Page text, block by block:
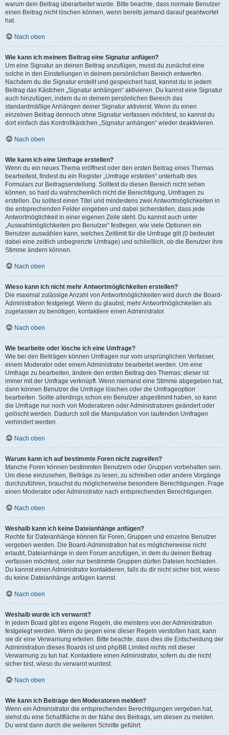
warum dein Beitrag überarbeitet wurde. Bitte beachte, dass normale Benutzer
einen Beitrag nicht löschen können, wenn bereits jemand darauf geantwortet
hat.
Nach oben
Wie kann ich meinem Beitrag eine Signatur anfügen?
Um eine Signatur an deinen Beitrag anzufügen, musst du zunächst eine
solche in den Einstellungen in deinem persönlichen Bereich entwerfen.
Nachdem du die Signatur erstellt und gespeichert hast, kannst du in jedem
Beitrag das Kästchen „Signatur anhängen“ aktivieren. Du kannst eine Signatur
auch hinzufügen, indem du in deinem persönlichen Bereich das
standardmäßige Anhängen deiner Signatur aktivierst. Wenn du einen
einzelnen Beitrag dennoch ohne Signatur verfassen möchtest, so kannst du
dort einfach das Kontrollkästchen „Signatur anhängen“ wieder deaktivieren.
Nach oben
Wie kann ich eine Umfrage erstellen?
Wenn du ein neues Thema eröffnest oder den ersten Beitrag eines Themas
bearbeitest, findest du ein Register „Umfrage erstellen“ unterhalb des
Formulars zur Beitragserstellung. Solltest du diesen Bereich nicht sehen
können, so hast du wahrscheinlich nicht die Berechtigung, Umfragen zu
erstellen. Du solltest einen Titel und mindestens zwei Antwortmöglichkeiten in
die entsprechenden Felder eingeben und dabei sicherstellen, dass jede
Antwortmöglichkeit in einer eigenen Zeile steht. Du kannst auch unter
„Auswahlmöglichkeiten pro Benutzer“ festlegen, wie viele Optionen ein
Benutzer auswählen kann, welches Zeitlimit für die Umfrage gilt (0 bedeutet
dabei eine zeitlich unbegrenzte Umfrage) und schließlich, ob die Benutzer ihre
Stimme ändern können.
Nach oben
Wieso kann ich nicht mehr Antwortmöglichkeiten erstellen?
Die maximal zulässige Anzahl von Antwortmöglichkeiten wird durch die Board-
Administration festgelegt. Wenn du glaubst, mehr Antwortmöglichkeiten als
zugelassen zu benötigen, kontaktiere einen Administrator.
Nach oben
Wie bearbeite oder lösche ich eine Umfrage?
Wie bei den Beiträgen können Umfragen nur vom ursprünglichen Verfasser,
einem Moderator oder einem Administrator bearbeitet werden. Um eine
Umfrage zu bearbeiten, ändere den ersten Beitrag des Themas; dieser ist
immer mit der Umfrage verknüpft. Wenn niemand eine Stimme abgegeben hat,
dann können Benutzer die Umfrage löschen oder die Umfrageoption
bearbeiten. Sollte allerdings schon ein Benutzer abgestimmt haben, so kann
die Umfrage nur noch von Moderatoren oder Administratoren geändert oder
gelöscht werden. Dadurch soll die Manipulation von laufenden Umfragen
verhindert werden.
Nach oben
Warum kann ich auf bestimmte Foren nicht zugreifen?
Manche Foren können bestimmten Benutzern oder Gruppen vorbehalten sein.
Um diese einzusehen, Beiträge zu lesen, zu schreiben oder andere Vorgänge
durchzuführen, brauchst du möglicherweise besondere Berechtigungen. Frage
einen Moderator oder Administrator nach entsprechenden Berechtigungen.
Nach oben
Weshalb kann ich keine Dateianhänge anfügen?
Rechte für Dateianhänge können für Foren, Gruppen und einzelne Benutzer
vergeben werden. Die Board-Administration hat es möglicherweise nicht
erlaubt, Dateianhänge in dem Forum anzufügen, in dem du deinen Beitrag
verfassen möchtest, oder nur bestimmte Gruppen dürfen Dateien hochladen.
Du kannst einen Administrator kontaktieren, falls du dir nicht sicher bist, wieso
du keine Dateianhänge anfügen kannst.
Nach oben
Weshalb wurde ich verwarnt?
In jedem Board gibt es eigene Regeln, die meistens von der Administration
festgelegt werden. Wenn du gegen eine dieser Regeln verstoßen hast, kann
sie dir eine Verwarnung erteilen. Bitte beachte, dass dies die Entscheidung der
Administration dieses Boards ist und phpBB Limited nichts mit dieser
Verwarnung zu tun hat. Kontaktiere einen Administrator, sofern du die nicht
sicher bist, wieso du verwarnt wurdest.
Nach oben
Wie kann ich Beiträge den Moderatoren melden?
Wenn ein Administrator die entsprechenden Berechtigungen vergeben hat,
siehst du eine Schaltfläche in der Nähe des Beitrags, um diesen zu melden.
Du wirst dann durch die weiteren Schritte geführt.